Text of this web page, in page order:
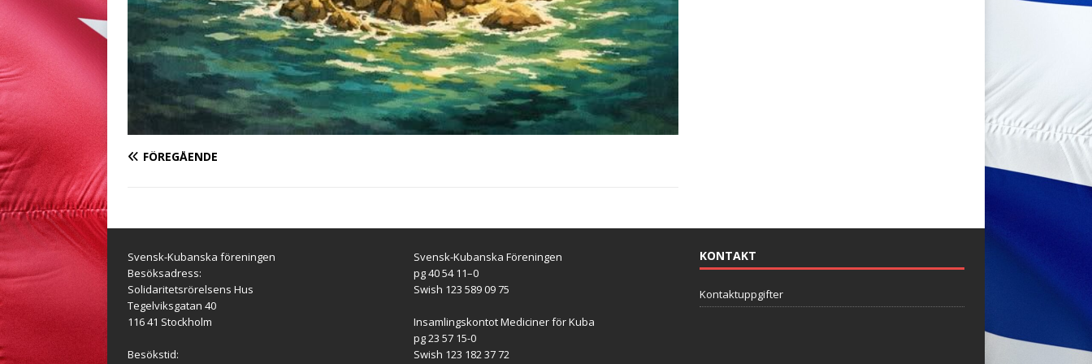
FÖREGÅENDE
Svensk-Kubanska föreningen
Besöksadress:
Solidaritetsrörelsens Hus
Tegelviksgatan 40
116 41 Stockholm
Besökstid:
Svensk-Kubanska Föreningen
pg 40 54 11–0
Swish 123 589 09 75
Insamlingskontot Mediciner för Kuba
pg 23 57 15-0
Swish 123 182 37 72
KONTAKT
Kontaktuppgifter